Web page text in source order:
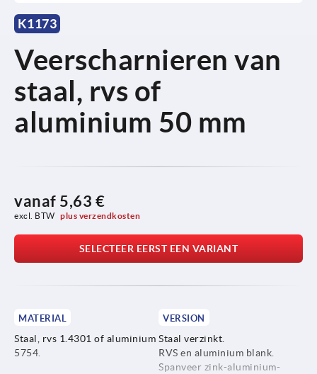
K1173
Veerscharnieren van
staal, rvs of
aluminium 50 mm
vanaf 5,63 €
excl. BTW plus verzendkosten
SELECTEER EERST EEN VARIANT
MATERIAL
Staal, rvs 1.4301 of aluminium
5754.
VERSION
Staal verzinkt.
RVS en aluminium blank.
Spanveer zink-aluminium-